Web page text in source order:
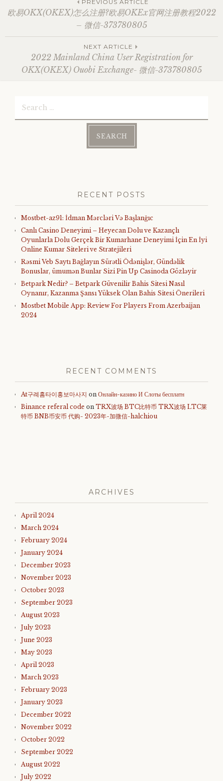
Post
navigation
PREVIOUS ARTICLE
欧易OKX(OKEX)怎么注册?欧易OKEx官网注册教程2022
– 微信-373780805
NEXT ARTICLE
2022 Mainland China User Registration for
OKX(OKEX) Ouobi Exchange- 微信-373780805
RECENT POSTS
Mostbet-az91: İdman Mərcləri Və Başlanğıc
Canlı Casino Deneyimi – Heyecan Dolu ve Kazançlı
Oyunlarla Dolu Gerçek Bir Kumarhane Deneyimi İçin En İyi
Online Kumar Siteleri ve Stratejileri
Rəsmi Veb Saytı Bağlayın️ Sürətli Ödənişlər, Gündəlik
Bonuslar, ümumən Bunlar Sizi Pin Up Casinoda Gözləyir
Betpark Nedir? – Betpark Güvenilir Bahis Sitesi Nasıl
Oynanır, Kazanma Şansı Yüksek Olan Bahis Sitesi Önerileri
Mostbet Mobile App: Review For Players From Azerbaijan
2024
RECENT COMMENTS
At구례홈타이홍보마사지 on Онлайн-казино И Слоты бесплатн
Binance referal code on TRX波场 BTC比特币 TRX波场 LTC莱
特币 BNB币安币 代购- 2023年-加微信-halchiou
ARCHIVES
April 2024
March 2024
February 2024
January 2024
December 2023
November 2023
October 2023
September 2023
August 2023
July 2023
June 2023
May 2023
April 2023
March 2023
February 2023
January 2023
December 2022
November 2022
October 2022
September 2022
August 2022
July 2022